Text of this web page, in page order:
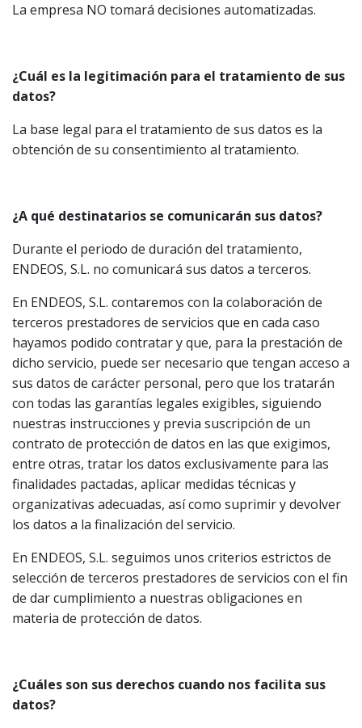
La empresa NO tomará decisiones automatizadas.
¿Cuál es la legitimación para el tratamiento de sus
datos?
La base legal para el tratamiento de sus datos es la
obtención de su consentimiento al tratamiento.
¿A qué destinatarios se comunicarán sus datos?
Durante el periodo de duración del tratamiento,
ENDEOS, S.L. no comunicará sus datos a terceros.
En ENDEOS, S.L. contaremos con la colaboración de
terceros prestadores de servicios que en cada caso
hayamos podido contratar y que, para la prestación de
dicho servicio, puede ser necesario que tengan acceso a
sus datos de carácter personal, pero que los tratarán
con todas las garantías legales exigibles, siguiendo
nuestras instrucciones y previa suscripción de un
contrato de protección de datos en las que exigimos,
entre otras, tratar los datos exclusivamente para las
finalidades pactadas, aplicar medidas técnicas y
organizativas adecuadas, así como suprimir y devolver
los datos a la finalización del servicio.
En ENDEOS, S.L. seguimos unos criterios estrictos de
selección de terceros prestadores de servicios con el fin
de dar cumplimiento a nuestras obligaciones en
materia de protección de datos.
¿Cuáles son sus derechos cuando nos facilita sus
datos?